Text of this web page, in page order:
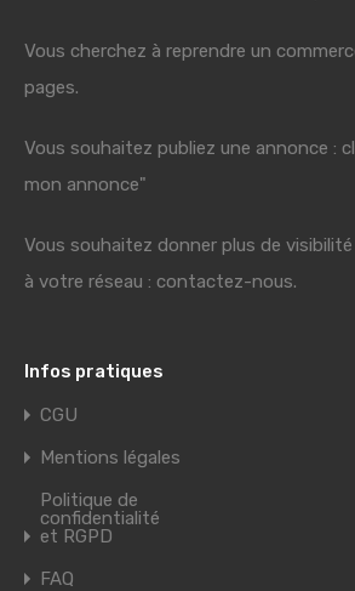
Vous cherchez à reprendre un
pages.
Vous souhaitez publiez une annonce :
mon annonce"
Vous souhaitez donner plus de
à votre réseau : contactez-nous.
Infos pratiques
CGU
Mentions légales
Politique de
confidentialité
et RGPD
FAQ